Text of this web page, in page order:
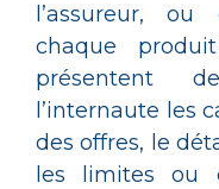
l’assureur,
chaque
présentent
l’internaute les
des offres, le
les limites ou